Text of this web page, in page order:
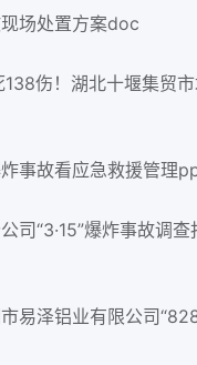
场处置方案doc
事故看应急救援管理
司“3·15”爆炸事故调